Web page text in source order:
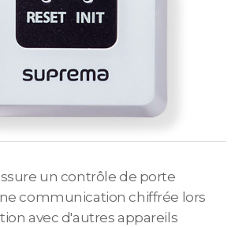
un contrôle de porte
communication chiffrée lors
avec d'autres appareils